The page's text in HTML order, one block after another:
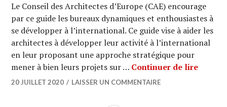
Le Conseil des Architectes d’Europe (CAE) encourage
par ce guide les bureaux dynamiques et enthousiastes à
se développer à l’international. Ce guide vise à aider les
architectes à développer leur activité à l’international
en leur proposant une approche stratégique pour
mener à bien leurs projets sur … Continuer de lireLIVRE
20 JUILLET 2020 LAISSER UN COMMENTAIRE